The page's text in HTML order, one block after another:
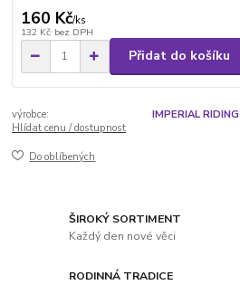
160 Kč/ks
132 Kč bez DPH
Přidat do košíku
výrobce:
IMPERIAL RIDING
Hlídat cenu / dostupnost
Do oblíbených
ŠIROKÝ SORTIMENT
Každý den nové věci
RODINNÁ TRADICE